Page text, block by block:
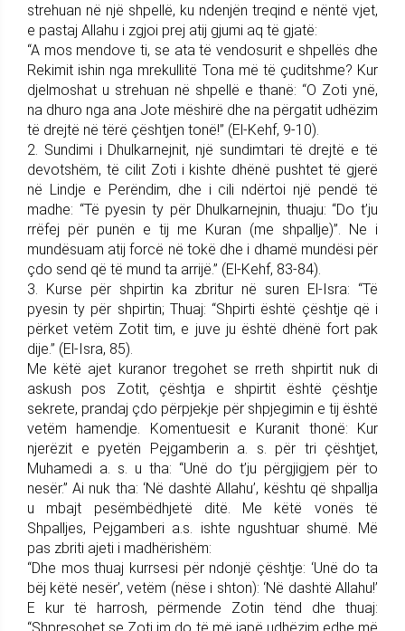
strehuan në një shpellë, ku ndenjën treqind e nëntë vjet,
e pastaj Allahu i zgjoi prej atij gjumi aq të gjatë:
“A mos mendove ti, se ata të vendosurit e shpellës dhe
Rekimit ishin nga mrekullitë Tona më të çuditshme? Kur
djelmoshat u strehuan në shpellë e thanë: “O Zoti ynë,
na dhuro nga ana Jote mëshirë dhe na përgatit udhëzim
të drejtë në tërë çështjen tonë!” (El-Kehf, 9-10).
2. Sundimi i Dhulkarnejnit, një sundimtari të drejtë e të
devotshëm, të cilit Zoti i kishte dhënë pushtet të gjerë
në Lindje e Perëndim, dhe i cili ndërtoi një pendë të
madhe: “Të pyesin ty për Dhulkarnejnin, thuaju: “Do t’ju
rrëfej për punën e tij me Kuran (me shpallje)”. Ne i
mundësuam atij forcë në tokë dhe i dhamë mundësi për
çdo send që të mund ta arrijë.” (El-Kehf, 83-84).
3. Kurse për shpirtin ka zbritur në suren El-Isra: “Të
pyesin ty për shpirtin; Thuaj: “Shpirti është çështje që i
përket vetëm Zotit tim, e juve ju është dhënë fort pak
dije.” (El-Isra, 85).
Me këtë ajet kuranor tregohet se rreth shpirtit nuk di
askush pos Zotit, çështja e shpirtit është çështje
sekrete, prandaj çdo përpjekje për shpjegimin e tij është
vetëm hamendje. Komentuesit e Kuranit thonë: Kur
njerëzit e pyetën Pejgamberin a. s. për tri çështjet,
Muhamedi a. s. u tha: “Unë do t’ju përgjigjem për to
nesër.” Ai nuk tha: ‘Në dashtë Allahu’, kështu që shpallja
u mbajt pesëmbëdhjetë ditë. Me këtë vonës të
Shpalljes, Pejgamberi a.s. ishte ngushtuar shumë. Më
pas zbriti ajeti i madhërishëm:
“Dhe mos thuaj kurrsesi për ndonjë çështje: ‘Unë do ta
bëj këtë nesër’, vetëm (nëse i shton): ‘Në dashtë Allahu!’
E kur të harrosh, përmende Zotin tënd dhe thuaj: